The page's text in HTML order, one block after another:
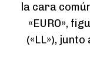
la cara
«EURO»,
(«LL»),